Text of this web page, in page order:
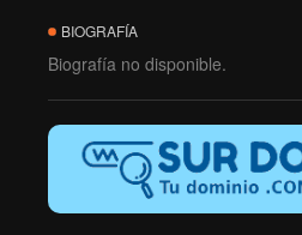
BIOGRAFÍA
Biografía no disponible.